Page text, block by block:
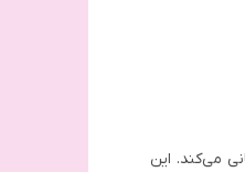
می‌کند. این